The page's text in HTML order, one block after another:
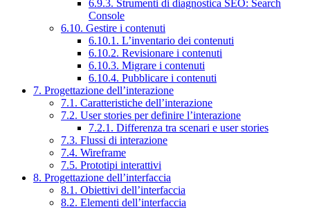
6.9.3. Strumenti di diagnostica SEO: Search
Console
6.10. Gestire i contenuti
6.10.1. L’inventario dei contenuti
6.10.2. Revisionare i contenuti
6.10.3. Migrare i contenuti
6.10.4. Pubblicare i contenuti
7. Progettazione dell’interazione
7.1. Caratteristiche dell’interazione
7.2. User stories per definire l’interazione
7.2.1. Differenza tra scenari e user stories
7.3. Flussi di interazione
7.4. Wireframe
7.5. Prototipi interattivi
8. Progettazione dell’interfaccia
8.1. Obiettivi dell’interfaccia
8.2. Elementi dell’interfaccia